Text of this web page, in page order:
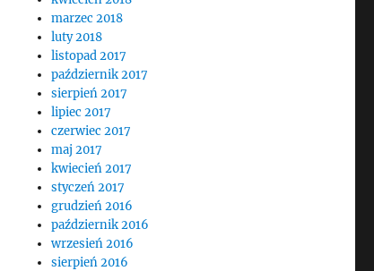
marzec 2018
luty 2018
listopad 2017
październik 2017
sierpień 2017
lipiec 2017
czerwiec 2017
maj 2017
kwiecień 2017
styczeń 2017
grudzień 2016
październik 2016
wrzesień 2016
sierpień 2016